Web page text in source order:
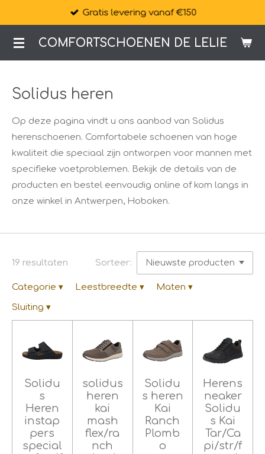
naar
de
COMFORTSCHOENEN DE LELIE
Gratis levering vanaf €150
Solidus heren
Op deze pagina vindt u ons aanbod van Solidus
herenschoenen. Comfortabele schoenen van hoge
kwaliteit die speciaal zijn ontworpen voor mannen met
specifieke voetproblemen. Bekijk de details van de
producten en bestel eenvoudig online of kom langs in
onze winkel in Antwerpen, Hoboken.
19 resultaten Sorteer:
Categorie ▾ Leestbreedte ▾ Maten ▾
Sluiting ▾
Solidu
s
Heren
instap
pers
special
solidus
heren
kai
mash
flex/ra
nch
Solidu
s heren
Kai
Ranch
Plomb
o
Herens
neaker
Solidu
s Kai
Tar/Ca
pi/str/f